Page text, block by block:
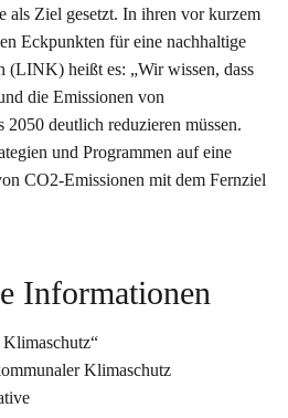
als Ziel gesetzt. In ihren vor kurzem
Eckpunkten für eine nachhaltige
heißt es: „Wir wissen, dass
die Emissionen von
2050 deutlich reduzieren müssen.
und Programmen auf eine
CO2-Emissionen mit dem Fernziel
Informationen
Klimaschutz